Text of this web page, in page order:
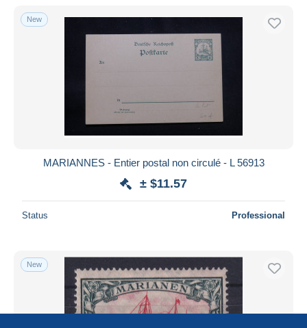
New
MARIANNES - Entier postal non circulé - L 56913
± $11.57
Status Professional
New